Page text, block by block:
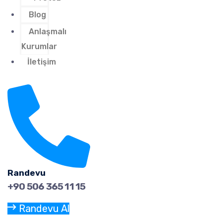
Blog
Anlaşmalı
Kurumlar
İletişim
Randevu
+90 506 365 11 15
Randevu Al